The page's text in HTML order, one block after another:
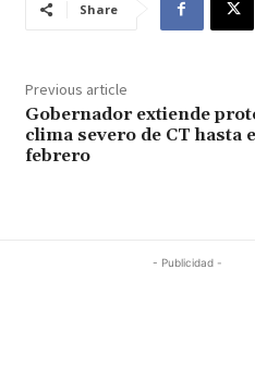
Share
Previous article
Gobernador extiende
clima severo de CT hasta
febrero
- Publicidad -